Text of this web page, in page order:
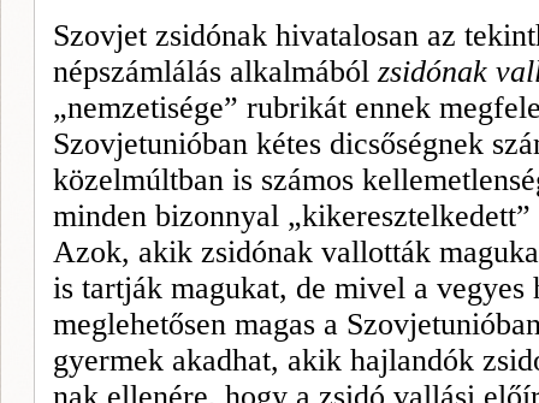
Szovjet zsidónak hivatalosan az
népszámlálás alkalmábólzsidónak
„nemzetisége” rubrikát ennek
Szovjetunióban kétes dicsőségnek
közelmúltban is számos
minden bizonnyal
Azok, akik zsidónak vallot­ták
is tartják magu­kat, de mivel a vegyes
meglehetősen magas a
gyermek akadhat, akik hajlandók